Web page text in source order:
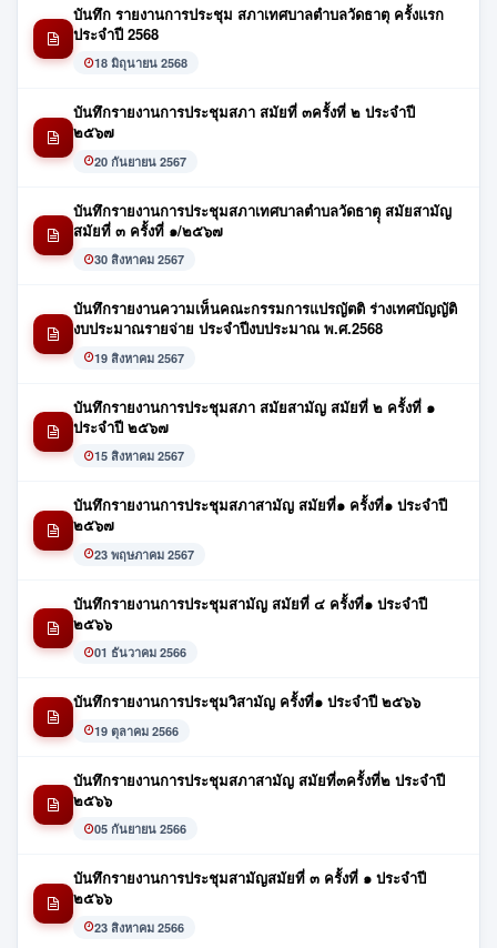
บันทึก รายงานการประชุม สภาเทศบาลตำบลวัดธาตุ ครั้งแรก
ประจำปี 2568
18 มิถุนายน 2568
บันทึกรายงานการประชุมสภา สมัยที่ ๓ครั้งที่ ๒ ประจำปี
๒๕๖๗
20 กันยายน 2567
บันทึกรายงานการประชุมสภาเทศบาลตำบลวัดธาตุุ สมัยสามัญ
สมัยที่ ๓ ครั้งที่ ๑/๒๕๖๗
30 สิงหาคม 2567
บันทึกรายงานความเห็นคณะกรรมการแปรญัตติ ร่างเทศบัญญัติ
งบประมาณรายจ่าย ประจำปีงบประมาณ พ.ศ.2568
19 สิงหาคม 2567
บันทึกรายงานการประชุมสภา สมัยสามัญ สมัยที่ ๒ ครั้งที่ ๑
ประจำปี ๒๕๖๗
15 สิงหาคม 2567
บันทึกรายงานการประชุมสภาสามัญ สมัยที่๑ ครั้งที่๑ ประจำปี
๒๕๖๗
23 พฤษภาคม 2567
บันทึกรายงานการประชุมสามัญ สมัยที่ ๔ ครั้งที่๑ ประจำปี
๒๕๖๖
01 ธันวาคม 2566
บันทึกรายงานการประชุมวิสามัญ ครั้งที่๑ ประจำปี ๒๕๖๖
19 ตุลาคม 2566
บันทึกรายงานการประชุมสภาสามัญ สมัยที่๓ครั้งที่๒ ประจำปี
๒๕๖๖
05 กันยายน 2566
บันทึกรายงานการประชุมสามัญสมัยที่ ๓ ครั้งที่ ๑ ประจำปี
๒๕๖๖
23 สิงหาคม 2566